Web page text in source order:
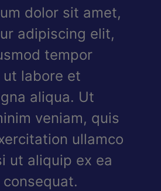
dolor sit amet,
adipiscing elit,
tempor
labore et
aliqua. Ut
veniam, quis
ullamco
ut aliquip ex ea